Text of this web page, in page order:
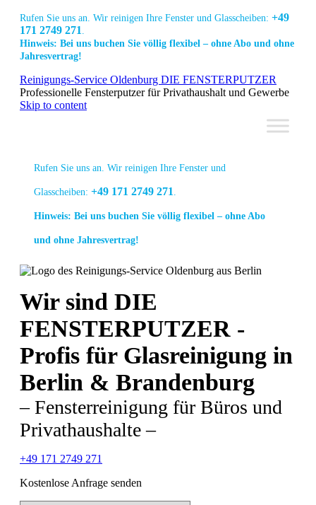
Rufen Sie uns an. Wir reinigen Ihre Fenster und Glasscheiben: +49
171 2749 271 .
Hinweis: Bei uns buchen Sie völlig flexibel – ohne Abo und ohne
Jahresvertrag!
Link
zur
Facebook
Link
zur
Linkedin
Link
zur
Instagram
Reinigungs-Service Oldenburg DIE FENSTERPUTZER
Professionelle Fensterputzer für Privathaushalt und Gewerbe
Skip to content
Rufen Sie uns an. Wir reinigen Ihre Fenster und
Glasscheiben: +49 171 2749 271 .
Hinweis: Bei uns buchen Sie völlig flexibel – ohne Abo
und ohne Jahresvertrag!
Link
zur
Facebook
Seite
Link
zur
Linkedin
Seite
Link
zur
Instagram
Seite
Wir sind DIE
FENSTERPUTZER -
Profis für Glasreinigung in
Berlin & Brandenburg
– Fensterreinigung für Büros und
Privathaushalte –
+49 171 2749 271
Kostenlose Anfrage senden